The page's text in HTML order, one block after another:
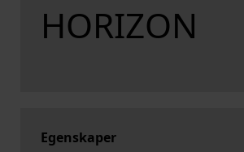
HORIZON
Egenskaper